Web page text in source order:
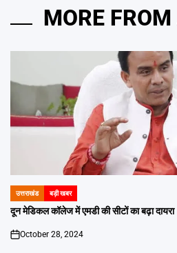
MORE
POSTED
IN
उत्तराखंड बड़ी खबर
दून मेडिकल कॉलेज में एमडी की सीटों का बढ़ा दायरा
on
October 28, 2024